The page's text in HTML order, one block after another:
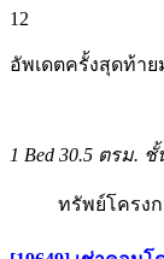
12
อัพเดตครั้งสุดท้าย
1 Bed 30.5 ตรม. ชั้
ทรัพย์โครง